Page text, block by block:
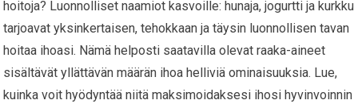
hoitoja? Luonnolliset naamiot kasvoille: hunaja, jogurtti ja kurkku
tarjoavat yksinkertaisen, tehokkaan ja täysin luonnollisen tavan
hoitaa ihoasi. Nämä helposti saatavilla olevat raaka-aineet
sisältävät yllättävän määrän ihoa helliviä ominaisuuksia. Lue,
kuinka voit hyödyntää niitä maksimoidaksesi ihosi hyvinvoinnin